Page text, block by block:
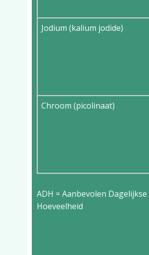
Jodium (kalium jodide)
Chroom (picolinaat)
ADH = Aanbevolen Dagelijkse
Hoeveelheid